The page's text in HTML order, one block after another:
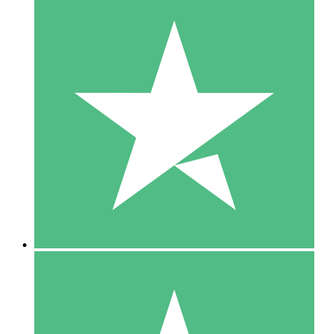
Pacotes de Créditos Individuais
Pague conforme o uso com créditos de download. Sem
1000
10 Downloads
20 00